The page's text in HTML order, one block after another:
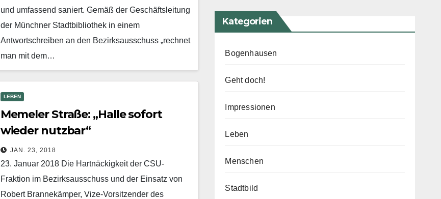
und umfassend saniert. Gemäß der Geschäftsleitung
der Münchner Stadtbibliothek in einem
Antwortschreiben an den Bezirksausschuss „rechnet
man mit dem…
LEBEN
Memeler Straße: „Halle sofort
wieder nutzbar“
JAN. 23, 2018
23. Januar 2018 Die Hartnäckigkeit der CSU-
Fraktion im Bezirksausschuss und der Einsatz von
Robert Brannekäm­per, Vize-Vorsitzender des
Kategorien
Bogenhausen
Geht doch!
Impressionen
Leben
Menschen
Stadtbild